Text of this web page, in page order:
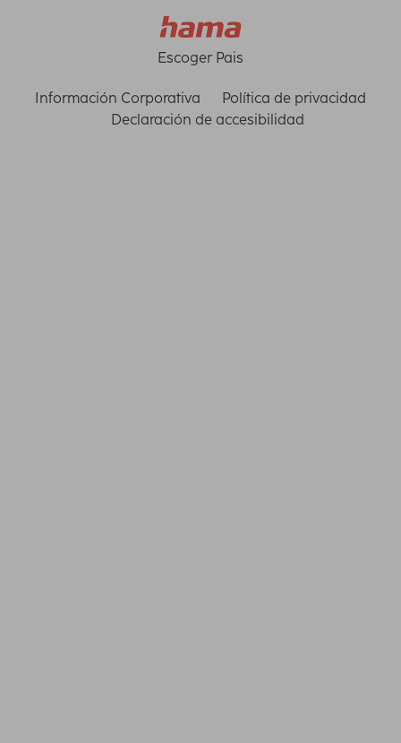
Escoger Pais
Información Corporativa
Política de privacidad
Declaración de accesibilidad